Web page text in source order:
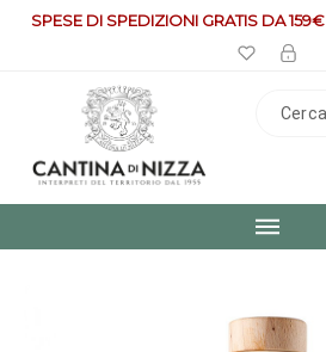
SPESE DI SPEDIZIONI GRATIS DA 159€